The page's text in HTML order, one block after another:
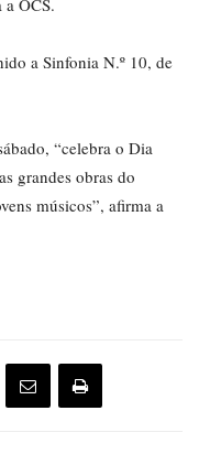
OCS.
a Sinfonia N.º 10, de
“celebra o Dia
grandes obras do
músicos”, afirma a